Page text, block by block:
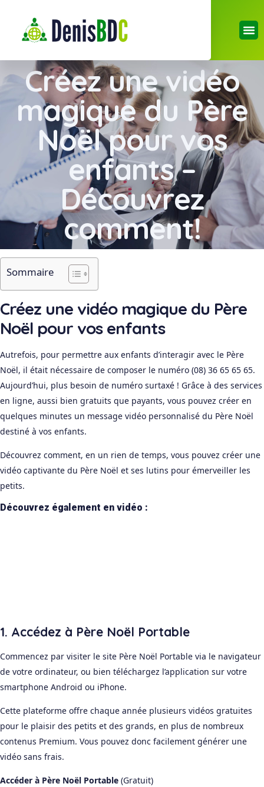
Créez une vidéo
magique du Père
Noël pour vos
enfants –
Découvrez
comment!
Sommaire
Créez une vidéo magique du Père
Noël pour vos enfants
Autrefois, pour permettre aux enfants d’interagir avec le Père
Noël, il était nécessaire de composer le numéro (08) 36 65 65 65.
Aujourd’hui, plus besoin de numéro surtaxé ! Grâce à des services
en ligne, aussi bien gratuits que payants, vous pouvez créer en
quelques minutes un message vidéo personnalisé du Père Noël
destiné à vos enfants.
Découvrez comment, en un rien de temps, vous pouvez créer une
vidéo captivante du Père Noël et ses lutins pour émerveiller les
petits.
Découvrez également en vidéo :
1. Accédez à Père Noël Portable
Commencez par visiter le site Père Noël Portable via le navigateur
de votre ordinateur, ou bien téléchargez l’application sur votre
smartphone Android ou iPhone.
Cette plateforme offre chaque année plusieurs vidéos gratuites
pour le plaisir des petits et des grands, en plus de nombreux
contenus Premium. Vous pouvez donc facilement générer une
vidéo sans frais.
Accéder à Père Noël Portable (Gratuit)